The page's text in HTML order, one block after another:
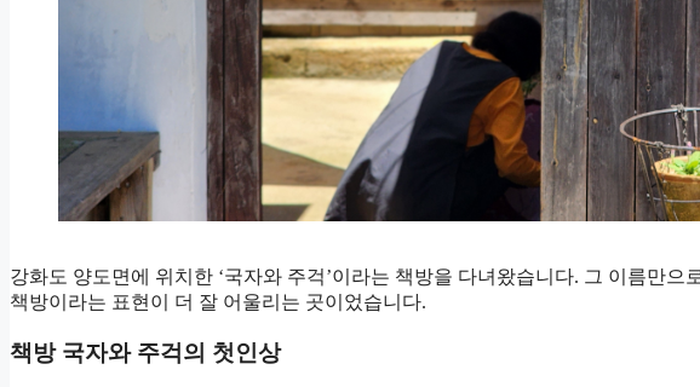
강화도 양도면에 위치한 ‘국자와 주걱’이라는 책방을 다녀왔습니다. 그 이름만
책방이라는 표현이 더 잘 어울리는 곳이었습니다.
책방 국자와 주걱의 첫인상